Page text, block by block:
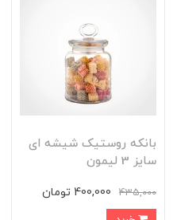
بانکه روستیک شیشه ای
سایز 3 لیمون
435,000 400,000 تومان